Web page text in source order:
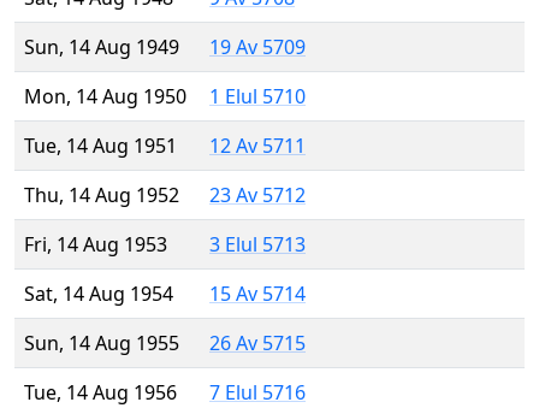
Sun, 14 Aug 1949
19 Av 5709
Mon, 14 Aug 1950
1 Elul 5710
Tue, 14 Aug 1951
12 Av 5711
Thu, 14 Aug 1952
23 Av 5712
Fri, 14 Aug 1953
3 Elul 5713
Sat, 14 Aug 1954
15 Av 5714
Sun, 14 Aug 1955
26 Av 5715
Tue, 14 Aug 1956
7 Elul 5716